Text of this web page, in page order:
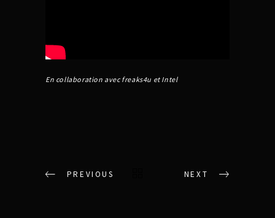
En collaboration avecfreaks4u et Intel
PREVIOUS NEXT